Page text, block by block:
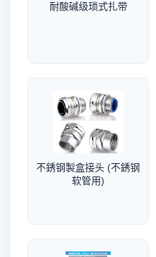
耐酸碱级琐式扎带
不銹钢製盒接头 (不銹钢
软管用)